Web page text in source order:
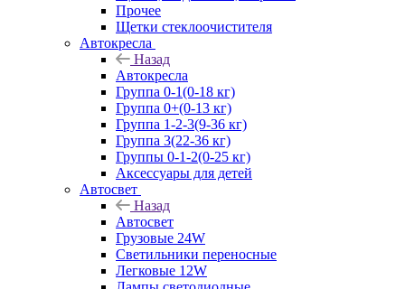
Прочее
Щетки стеклоочистителя
Автокресла
Назад
Автокресла
Группа 0-1(0-18 кг)
Группа 0+(0-13 кг)
Группа 1-2-3(9-36 кг)
Группа 3(22-36 кг)
Группы 0-1-2(0-25 кг)
Аксессуары для детей
Автосвет
Назад
Автосвет
Грузовые 24W
Светильники переносные
Легковые 12W